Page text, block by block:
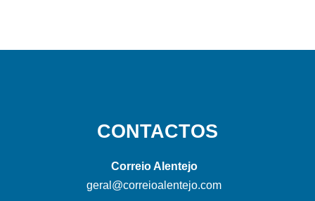
CONTACTOS
Correio Alentejo
geral@correioalentejo.com